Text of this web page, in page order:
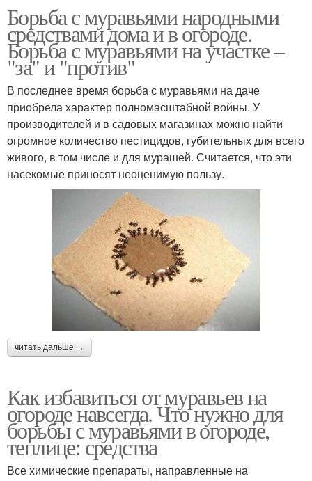
Борьба с муравьями народными
средствами дома и в огороде.
Борьба с муравьями на участке –
"за" и "против"
В последнее время борьба с муравьями на даче
приобрела характер полномасштабной войны. У
производителей и в садовых магазинах можно найти
огромное количество пестицидов, губительных для всего
живого, в том числе и для мурашей. Считается, что эти
насекомые приносят неоценимую пользу.
читать дальше →
Как избавиться от муравьев на
огороде навсегда. Что нужно для
борьбы с муравьями в огороде,
теплице: средства
Все химические препараты, направленные на